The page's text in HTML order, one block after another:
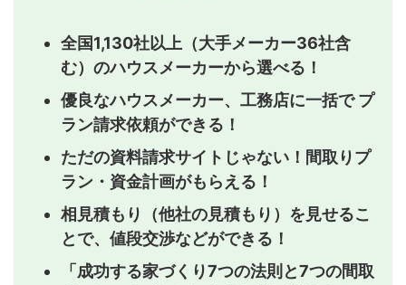
全国1,130社以上（大手メーカー36社含
む）のハウスメーカーから選べる！
優良なハウスメーカー、工務店に一括で プ
ラン請求依頼ができる！
ただの資料請求サイトじゃない！間取りプ
ラン・資金計画がもらえる！
相見積もり（他社の見積もり）を見せるこ
とで、値段交渉などができる！
「成功する家づくり7つの法則と7つの間取